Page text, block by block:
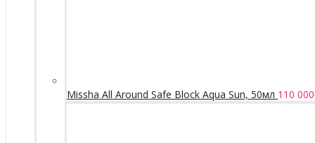
Missha All Around Safe Block Aqua Sun, 50мл 110 000